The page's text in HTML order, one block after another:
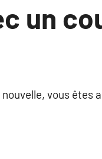
un
vous êtes